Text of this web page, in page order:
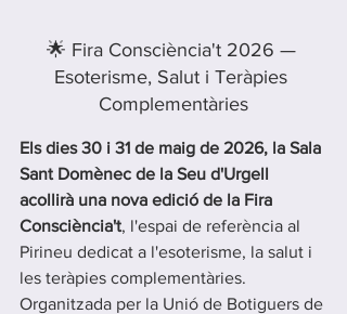
🌟 Fira Consciència't 2026 —
Esoterisme, Salut i Teràpies
Complementàries
Els dies 30 i 31 de maig de 2026, la Sala
Sant Domènec de la Seu d'Urgell
acollirà una nova edició de la Fira
Consciència't, l'espai de referència al
Pirineu dedicat a l'esoterisme, la salut i
les teràpies complementàries.
Organitzada per la Unió de Botiguers de